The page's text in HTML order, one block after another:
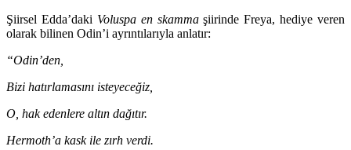
Şiirsel Edda’daki Voluspa en skammaşiirinde Freya, hediye veren
olarak bilinen Odin’i ayrıntılarıyla anlatır:
“Odin’den,
Bizi hatırlamasını isteyeceğiz,
O, hak edenlere altın dağıtır.
Hermoth’a kask ile zırh verdi.